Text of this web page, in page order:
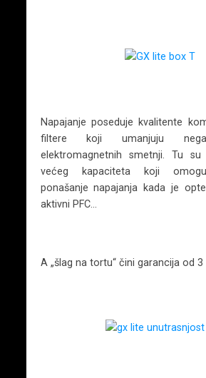
Napajanje poseduje kvalitente
filtere koji umanjuju
elektromagnetnih smetnji. Tu
većeg kapaciteta koji
ponašanje napajanja kada je
aktivni PFC…
A „šlag na tortu“ čini garancija od 3